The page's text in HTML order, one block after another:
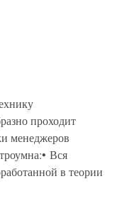
проходит
менеджеров
Вся
в теории